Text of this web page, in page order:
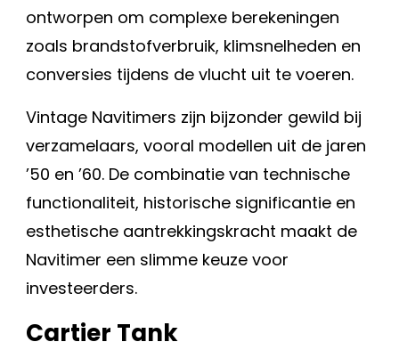
ontworpen om complexe berekeningen
zoals brandstofverbruik, klimsnelheden en
conversies tijdens de vlucht uit te voeren.
Vintage Navitimers zijn bijzonder gewild bij
verzamelaars, vooral modellen uit de jaren
’50 en ’60. De combinatie van technische
functionaliteit, historische significantie en
esthetische aantrekkingskracht maakt de
Navitimer een slimme keuze voor
investeerders.
Cartier Tank